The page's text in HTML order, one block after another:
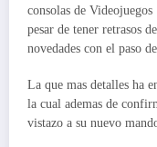
consolas de
pesar de tener retrasos
novedades con el paso
La que mas detalles ha
la cual ademas de
vistazo a su nuevo